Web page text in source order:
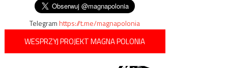
Telegramhttps://t.me/magnapolonia
WESPRZYJ PROJEKT MAGNA POLONIA